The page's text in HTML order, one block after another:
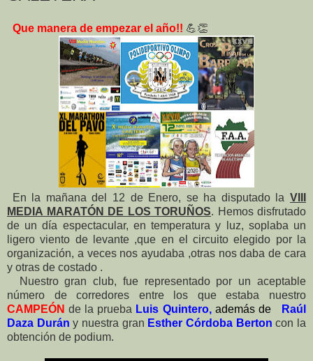
Que manera de empezar el año!! 💪👏
En la mañana del 12 de Enero, se ha disputado la VIII
MEDIA MARATÓN DE LOS TORUÑOS. Hemos disfrutado
de un día espectacular, en temperatura y luz, soplaba un
ligero viento de levante ,que en el circuito elegido por la
organización, a veces nos ayudaba ,otras nos daba de cara
y otras de costado .
Nuestro gran club, fue representado por un aceptable
número de corredores entre los que estaba nuestro
CAMPEÓN de la prueba Luis Quintero, además de
Raúl
Daza Durán y nuestra gran Esther Córdoba Berton con la
obtención de podium.